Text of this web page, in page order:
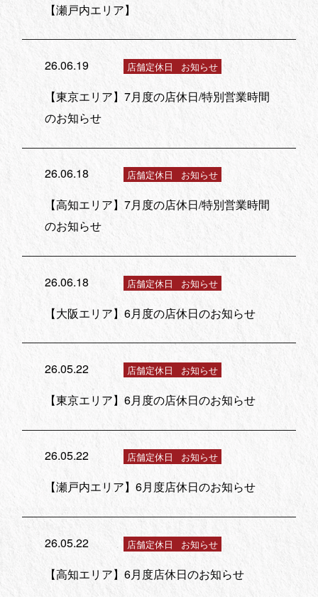
【瀬戸内エリア】
26.06.19 店舗定休日 お知らせ
【東京エリア】7月度の店休日/特別営業時間
のお知らせ
26.06.18 店舗定休日 お知らせ
【高知エリア】7月度の店休日/特別営業時間
のお知らせ
26.06.18 店舗定休日 お知らせ
【大阪エリア】6月度の店休日のお知らせ
26.05.22 店舗定休日 お知らせ
【東京エリア】6月度の店休日のお知らせ
26.05.22 店舗定休日 お知らせ
【瀬戸内エリア】6月度店休日のお知らせ
26.05.22 店舗定休日 お知らせ
【高知エリア】6月度店休日のお知らせ